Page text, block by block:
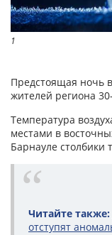
1
Предстоящая ночь
жителей региона
Температура
местами в
Барнауле столбики
Читайте также:
отступят